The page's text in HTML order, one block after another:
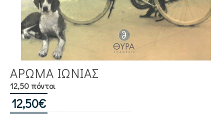
ΑΡΩΜΑ ΙΩΝΙΑΣ
12,50 πόντοι
12,50€